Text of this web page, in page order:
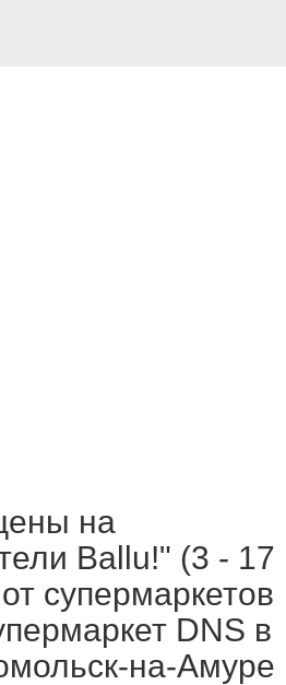
на
Ballu!" (3 - 17
супермаркетов
DNS в
на-Амуре